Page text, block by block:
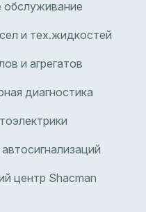
обслуживание
и тех.жидкостей
и агрегатов
диагностика
центр Shacman